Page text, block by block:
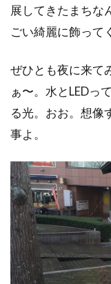
展してきたまちな
ごい綺麗に飾って
ぜひとも夜に来て
ぁ〜。水とLEDっ
る光。おお。想像
事よ。